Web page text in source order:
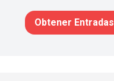
Obtener Entradas